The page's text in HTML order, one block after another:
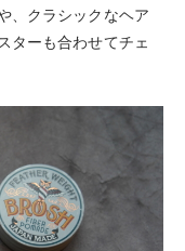
、クラシックなヘア
ターも合わせてチェ